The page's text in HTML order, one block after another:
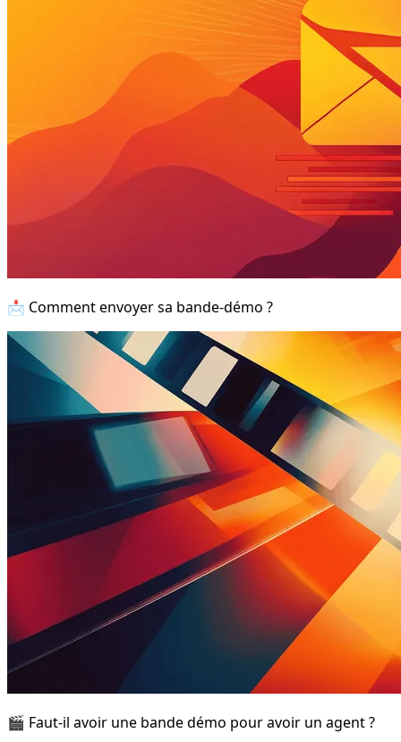
📩 Comment envoyer sa bande-démo ?
🎬 Faut-il avoir une bande démo pour avoir un agent ?